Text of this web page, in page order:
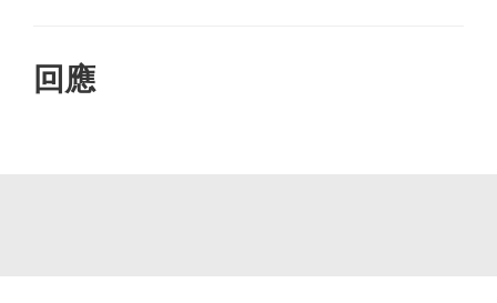
回應